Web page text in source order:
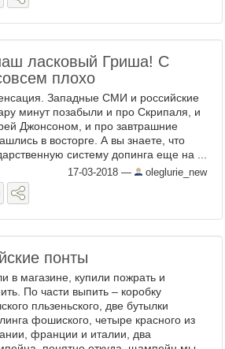
ласковый Гриша! С
плохо
Западные СМИ и российские
минут позабыли и про Скрипаля, и
Джонсоном, и про завтрашние
в восторге. А вы знаете, что
систему допинга еще на ...
17-03-2018 — oleglurie_new
понты
в магазине, купили пожрать и
По части выпить – коробку
пльзеньского, две бутылки
фошиского, четыре красного из
франции и италии, два